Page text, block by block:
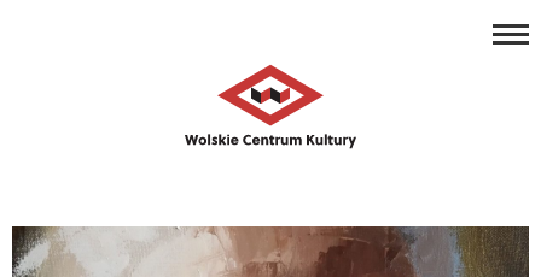
ZAJĘCIA
PROJEKTY
NASZE MIEJSCA
KONTAKT